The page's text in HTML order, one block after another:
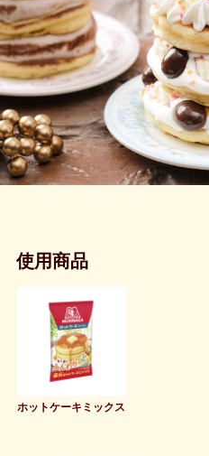
使用商品
ホットケーキミックス